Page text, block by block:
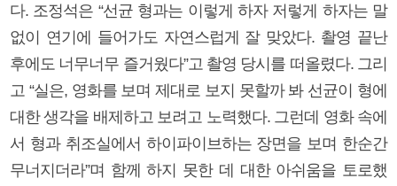
다. 조정석은 “선균 형과는 이렇게 하자 저렇게 하자는 말
없이 연기에 들어가도 자연스럽게 잘 맞았다. 촬영 끝난
후에도 너무너무 즐거웠다”고 촬영 당시를 떠올렸다. 그리
고 “실은, 영화를 보며 제대로 보지 못할까 봐 선균이 형에
대한 생각을 배제하고 보려고 노력했다. 그런데 영화 속에
서 형과 취조실에서 하이파이브하는 장면을 보며 한순간
무너지더라”며 함께 하지 못한 데 대한 아쉬움을 토로했